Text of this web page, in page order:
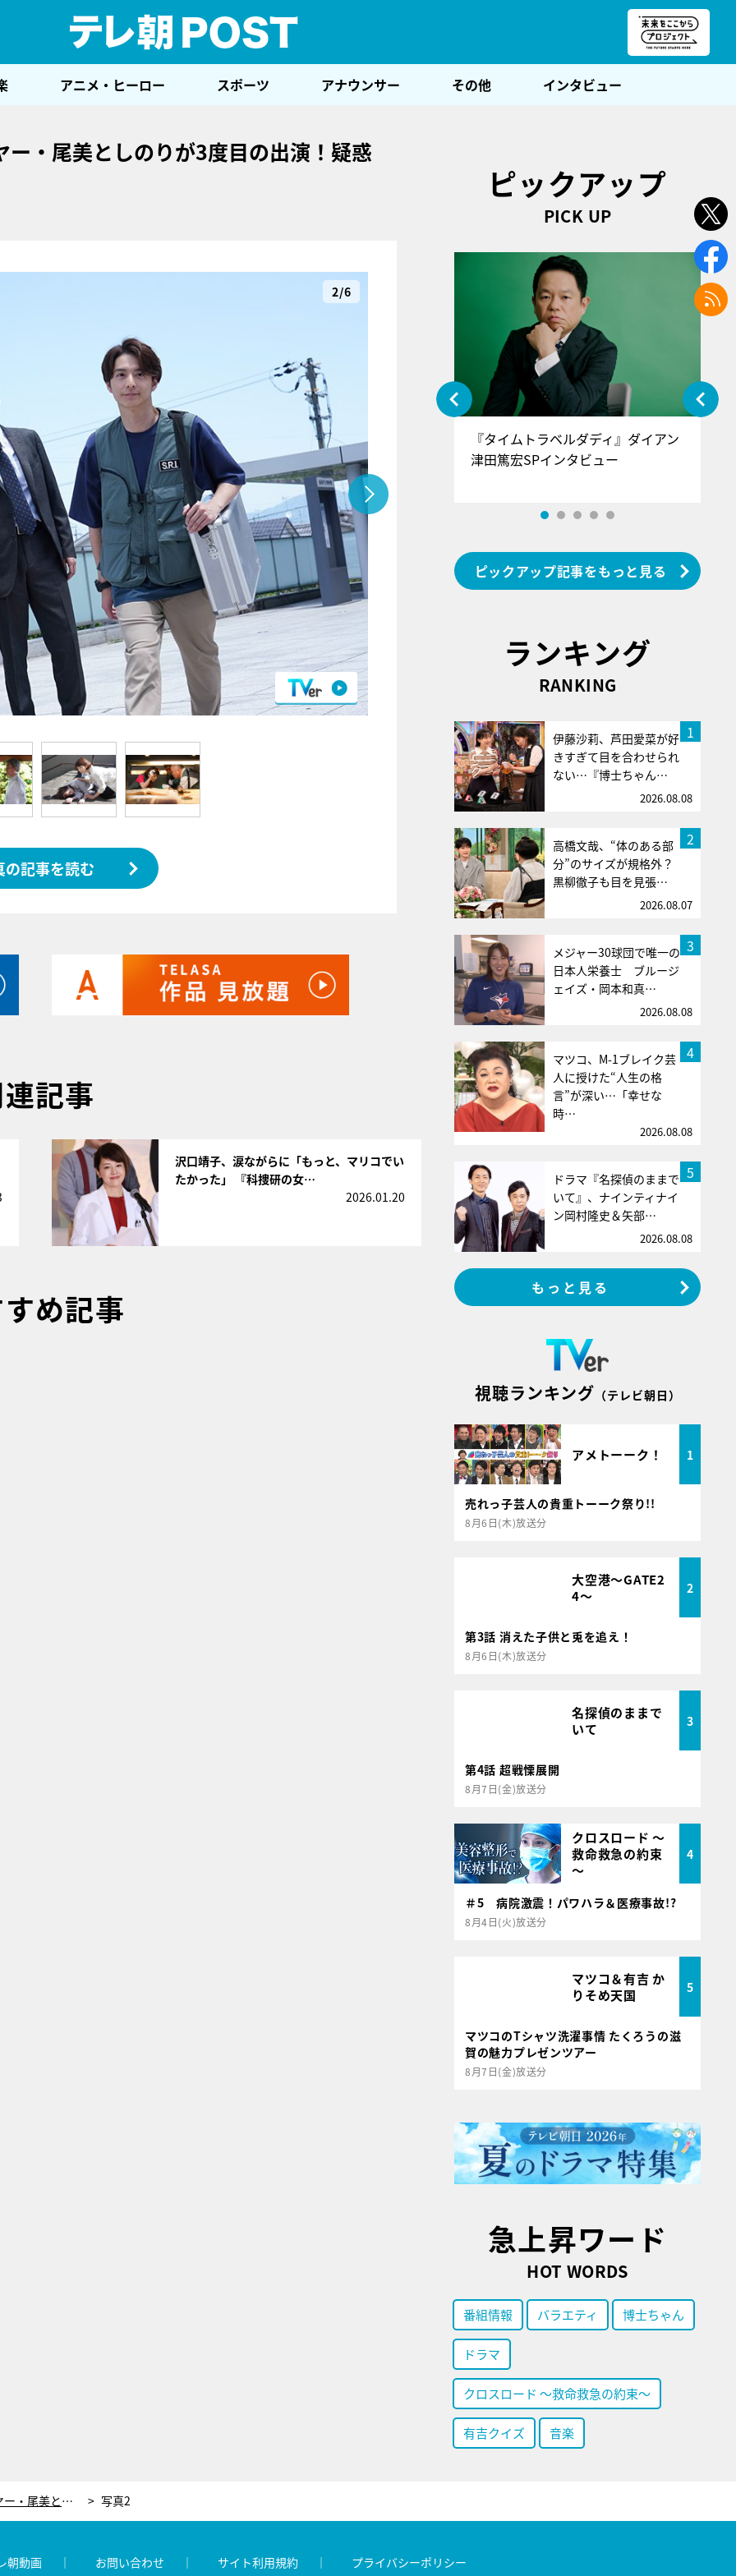
アニメ・ヒーロー スポーツ アナウンサー その他 インタビュー
・尾美としのりが3度目の出演！疑惑
2/6
の記事を読む
記事
沢口靖子、涙ながらに「もっと、マリコでい
たかった」 『科捜研の女…
2026.01.20
め記事
ピックアップ
PICK UP
『アイ＝ラブ！げーみんぐ』＝LOV
E齋藤樹愛羅＆佐々木舞香SPインタ
ビュー
『タイムトラベルダディ』ダイアン
津田篤宏SPインタビュー
ピックアップ記事をもっと見る
ランキング
RANKING
1
伊藤沙莉、芦田愛菜が好
きすぎて目を合わせられ
ない…『博士ちゃん…
2026.08.08
2
高橋文哉、“体のある部
分”のサイズが規格外？
黒柳徹子も目を見張…
2026.08.07
3
メジャー30球団で唯一の
日本人栄養士 ブルージ
ェイズ・岡本和真…
2026.08.08
4
マツコ、M-1ブレイク芸
人に授けた“人生の格
言”が深い…「幸せな
時…
2026.08.08
5
ドラマ『名探偵のままで
いて』、ナインティナイ
ン岡村隆史＆矢部…
2026.08.08
もっと見る
視聴ランキング （テレビ朝日）
アメトーーク！ 1
売れっ子芸人の貴重トーーク祭り!!
8月6日(木)放送分
大空港～GATE2
4～
2
第3話 消えた子供と兎を追え！
8月6日(木)放送分
名探偵のままで
いて
3
第4話 超戦慄展開
8月7日(金)放送分
クロスロード ～
救命救急の約束
～
4
＃5 病院激震！パワハラ＆医療事故!?
8月4日(火)放送分
マツコ＆有吉 か
りそめ天国
5
マツコのTシャツ洗濯事情 たくろうの滋
賀の魅力プレゼンツアー
8月7日(金)放送分
急上昇ワード
HOT WORDS
番組情報 バラエティ 博士ちゃん
ドラマ
クロスロード ～救命救急の約束～
有吉クイズ 音楽
『科捜研の女』に名バイプレイヤー・尾美としのりが3度目の出演！疑惑の“親バカ市長”役で登場 写真2
朝動画 お問い合わせ サイト利用規約 プライバシーポリシー